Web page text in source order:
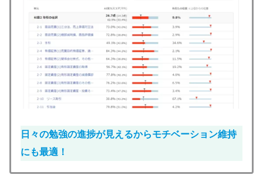
日々の勉強の進捗が見えるからモチベーション維持
にも最適！